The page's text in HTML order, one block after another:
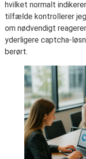
hvilket normalt
tilfælde kontrollerer
om nødvendigt
yderligere captcha-
berørt.